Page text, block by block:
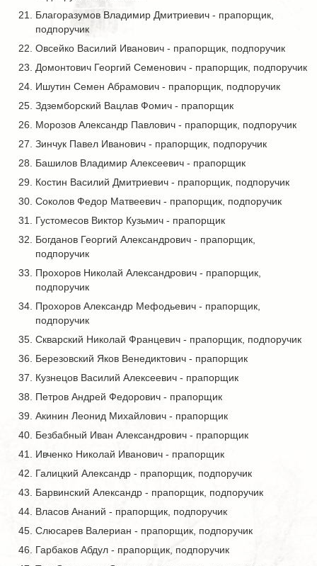
Благоразумов Владимир Дмитриевич - прапорщик,
подпоручик
Овсейко Василий Иванович - прапорщик, подпоручик
Домонтович Георгий Семенович - прапорщик, подпоручик
Ишутин Семен Абрамович - прапорщик, подпоручик
Здземборский Вацлав Фомич - прапорщик
Морозов Александр Павлович - прапорщик, подпоручик
Зинчук Павел Иванович - прапорщик, подпоручик
Башилов Владимир Алексеевич - прапорщик
Костин Василий Дмитриевич - прапорщик, подпоручик
Соколов Федор Матвеевич - прапорщик, подпоручик
Густомесов Виктор Кузьмич - прапорщик
Богданов Георгий Александрович - прапорщик,
подпоручик
Прохоров Николай Александрович - прапорщик,
подпоручик
Прохоров Александр Мефодьевич - прапорщик,
подпоручик
Скварский Николай Францевич - прапорщик, подпоручик
Березовский Яков Венедиктович - прапорщик
Кузнецов Василий Алексеевич - прапорщик
Петров Андрей Федорович - прапорщик
Акинин Леонид Михайлович - прапорщик
Безбабный Иван Александрович - прапорщик
Ивченко Николай Иванович - прапорщик
Галицкий Александр - прапорщик, подпоручик
Барвинский Александр - прапорщик, подпоручик
Власов Ананий - прапорщик, подпоручик
Слюсарев Валериан - прапорщик, подпоручик
Гарбаков Абдул - прапорщик, подпоручик